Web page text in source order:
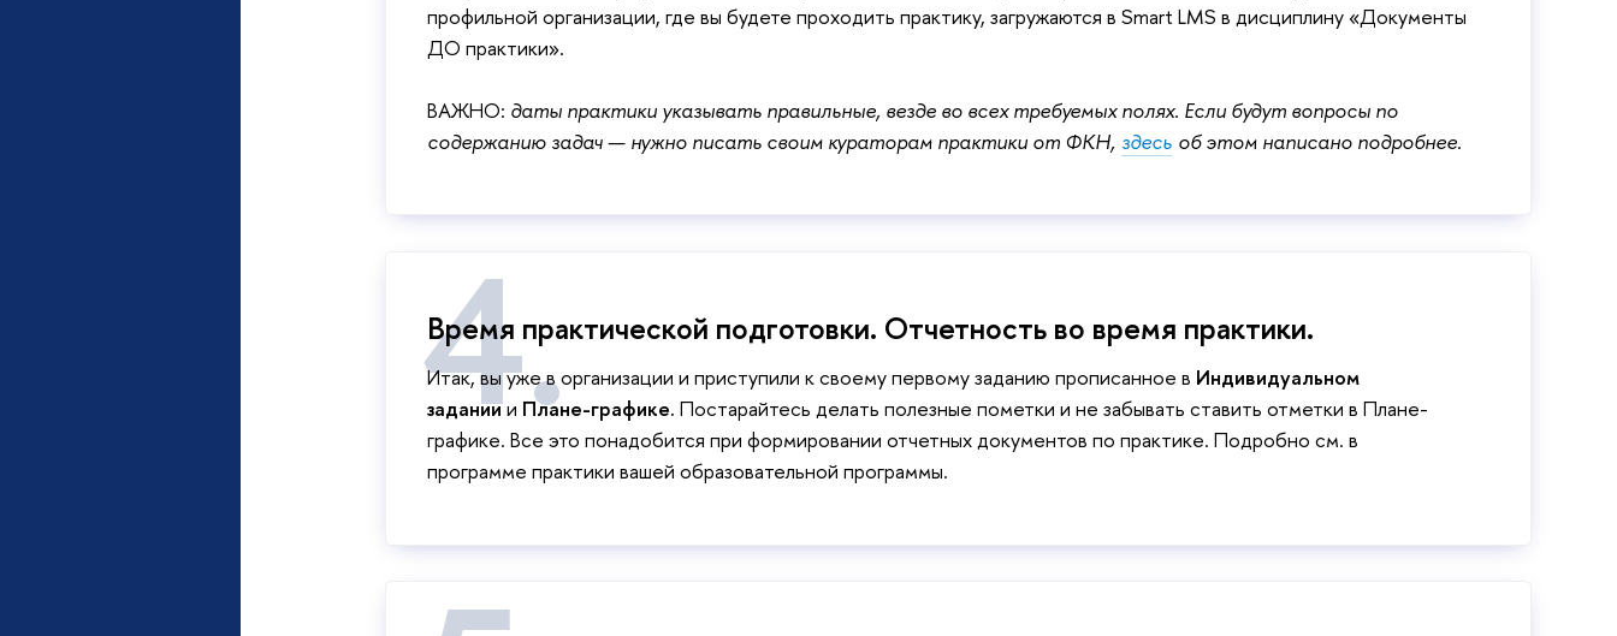
профильной организации, где вы будете проходить практику, загружаются в Smart LMS в дисциплину «Документы
ДО практики».
ВАЖНО: даты практики указывать правильные, везде во всех требуемых полях. Если будут вопросы по
содержанию задач — нужно писать своим кураторам практики от ФКН, здесьоб этом написано подробнее.
Время практической подготовки. Отчетность во время практики.
Итак, вы уже в организации и приступили к своему первому заданию прописанное в Индивидуальном
заданиии Плане-графике. Постарайтесь делать полезные пометки и не забывать ставить отметки в Плане-
графике. Все это понадобится при формировании отчетных документов по практике. Подробно см. в
программе практики вашей образовательной программы.